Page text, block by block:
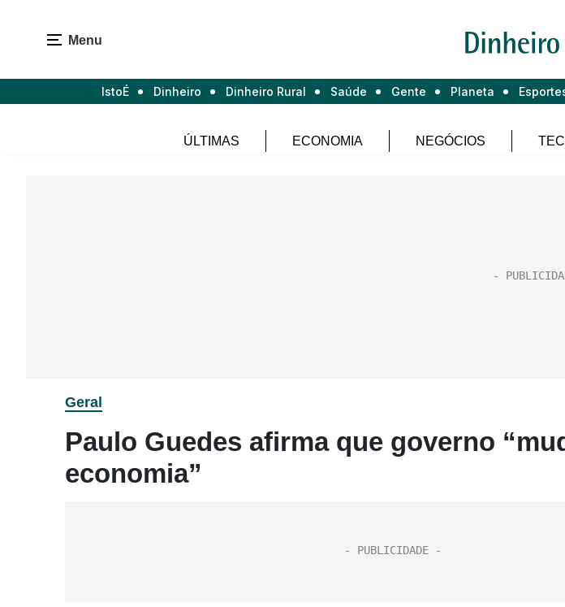
Menu
IstoÉ Dinheiro Dinheiro Rural Saúde Gente Planeta
ÚLTIMAS ECONOMIA NEGÓCIOS
Geral
Paulo Guedes afirma que governo
economia”